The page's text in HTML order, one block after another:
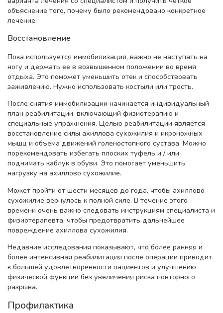
объяснение того, почему было рекомендовано конкретное
лечение.
Восстановление
Пока используется иммобилизация, важно не наступать на
ногу и держать ее в возвышенном положении во время
отдыха. Это поможет уменьшить отек и способствовать
заживлению. Нужно использовать костыли или трость.
После снятия иммобилизации начинается индивидуальный
план реабилитации, включающий физиотерапию и
специальные упражнения. Целью реабилитации является
восстановление силы ахиллова сухожилия и икроножных
мышц и объема движений голеностопного сустава. Можно
порекомендовать избегать плоских туфель и / или
поднимать каблук в обуви. Это помогает уменьшить
нагрузку на ахиллово сухожилие.
Может пройти от шести месяцев до года, чтобы ахиллово
сухожилие вернулось к полной силе. В течение этого
времени очень важно следовать инструкциям специалиста и
физиотерапевта, чтобы предотвратить дальнейшее
повреждение ахиллова сухожилия.
Недавние исследования показывают, что более ранняя и
более интенсивная реабилитация после операции приводит
к большей удовлетворенности пациентов и улучшению
физической функции без увеличения риска повторного
разрыва.
Профилактика